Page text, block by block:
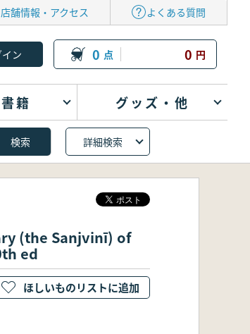
店舗情報・アクセス よくある質問
0 点 0 円
籍 グッズ・他
詳細検索
(the Sanjvinī) of
ed
ほしいものリストに追加